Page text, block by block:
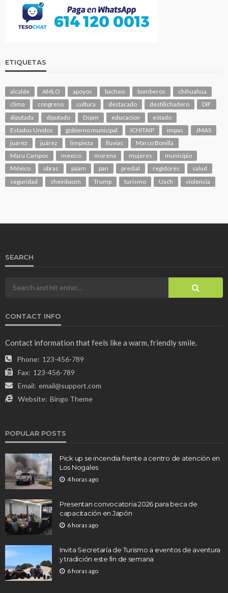
ETIQUETAS
alcalde AMLO apoyos bacheo bomberos
chihuahua
clima
congreso cultura destacado destilichadero
DIF
diputada
diputado Dspm educacion
estado
Estados Unidos
gobierno municipal ICHITAIP impas
JMAS
juarez
juárez limpieza lluvias
Marco Bonilla
Maru Campos
mexico morena mujeres
municipio
México
obras paam pan predial regidores
salud
seguridad
sheinbaum Trump turismo Uach violencia
SEARCH
CONTACT INFO
Contact information that feels like a warm, friendly smile.
Phone: 123-456-789
Fax: 123-456-789
Email: email@support.com
Website: Bingo Theme
POPULAR POSTS
Pick up se incendia frente a centro de atención en
Los Nogales
4 horas ago
Presentan convocatoria 2026 para beca de
capacitación en Japón
6 horas ago
Invita Secretaría de Turismo a eventos de aventura
y tradición este fin de semana
6 horas ago